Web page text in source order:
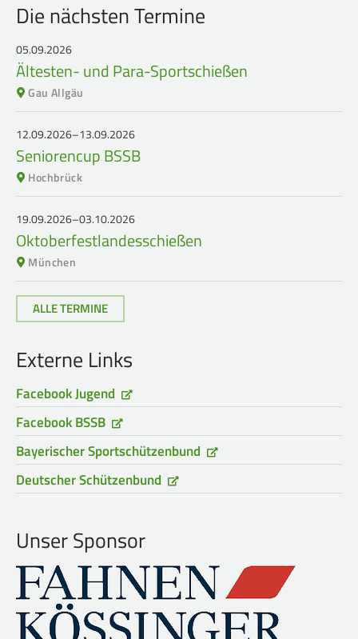
Die nächsten Termine
05.09.2026
Ältesten- und Para-Sportschießen
Gau Allgäu
12.09.2026–13.09.2026
Seniorencup BSSB
Hochbrück
19.09.2026–03.10.2026
Oktoberfestlandesschießen
München
ALLE TERMINE
Externe Links
Facebook Jugend
Facebook BSSB
Bayerischer Sportschützenbund
Deutscher Schützenbund
Unser Sponsor